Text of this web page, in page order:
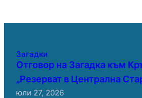
Загадки
Отговор на Загадка към
„Резерват в Централна
юли 27, 2026